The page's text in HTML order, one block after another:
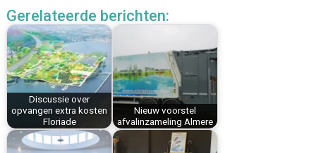
e
b
o
o
k
t
e
r
e
s
t
k
e
d
I
n
i
t
A
p
p
e
Gerelateerde berichten:
Discussie over
opvangen extra kosten
Floriade
Nieuw voorstel
afvalinzameling Almere